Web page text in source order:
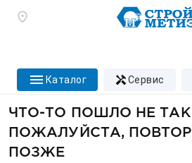
каталог сервис
ЧТО-ТО ПОШЛО НЕ
ПОЖАЛУЙСТА,
ПОЗЖЕ